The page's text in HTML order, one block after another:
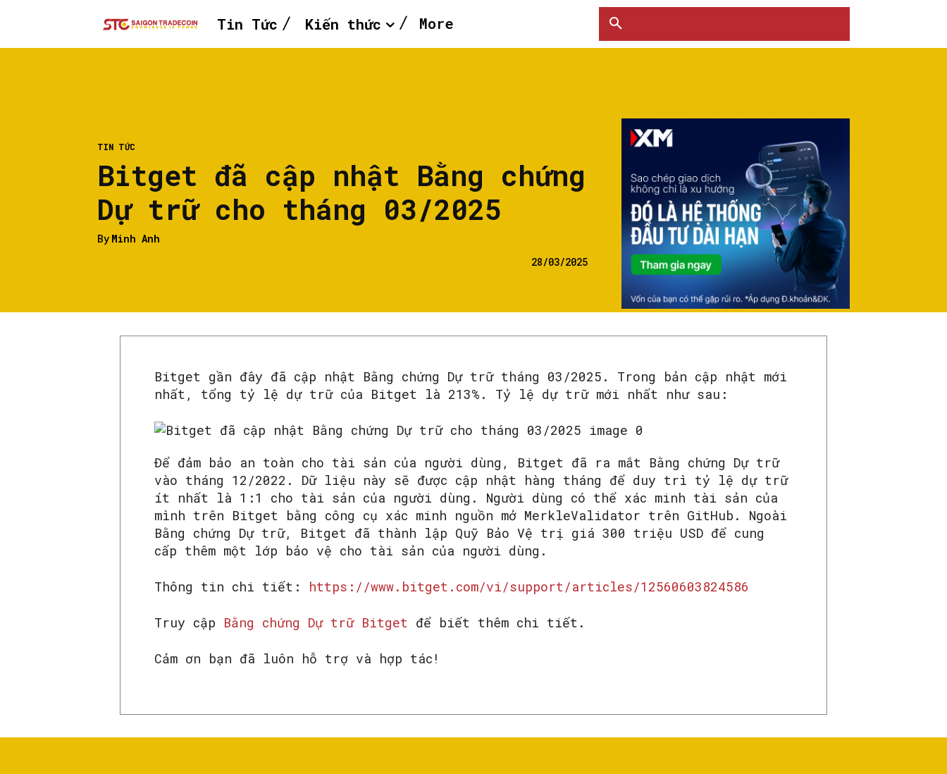
SEARCH...
Tin Tức Kiến thức More
TIN TỨC
Bitget đã cập nhật Bằng chứng
Dự trữ cho tháng 03/2025
By Minh Anh
28/03/2025
Bitget gần đây đã cập nhật Bằng chứng Dự trữ tháng 03/2025. Trong bản cập nhật mới
nhất, tổng tỷ lệ dự trữ của Bitget là 213%. Tỷ lệ dự trữ mới nhất như sau:
Để đảm bảo an toàn cho tài sản của người dùng, Bitget đã ra mắt Bằng chứng Dự trữ
vào tháng 12/2022. Dữ liệu này sẽ được cập nhật hàng tháng để duy trì tỷ lệ dự trữ
ít nhất là 1:1 cho tài sản của người dùng. Người dùng có thể xác minh tài sản của
mình trên Bitget bằng công cụ xác minh nguồn mở MerkleValidator trên GitHub. Ngoài
Bằng chứng Dự trữ, Bitget đã thành lập Quỹ Bảo Vệ trị giá 300 triệu USD để cung
cấp thêm một lớp bảo vệ cho tài sản của người dùng.
Thông tin chi tiết: https://www.bitget.com/vi/support/articles/12560603824586
Truy cập Bằng chứng Dự trữ Bitget để biết thêm chi tiết.
Cảm ơn bạn đã luôn hỗ trợ và hợp tác!